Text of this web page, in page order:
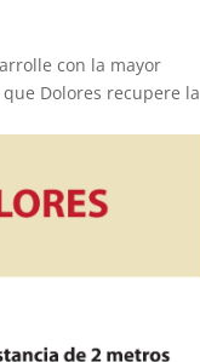
con la mayor
Dolores recupere la